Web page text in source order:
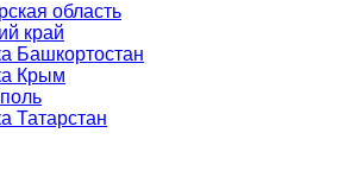
область
край
Башкортостан
Крым
Татарстан